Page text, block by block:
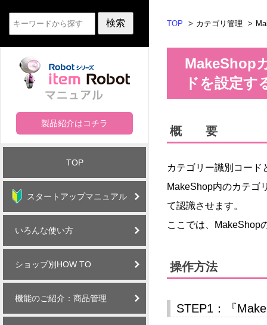
製品紹介はコチラ
TOP
スタートアップマニュアル
いろんな使い方
ショップ別HOW TO
機能のご紹介：商品管理
TOP カテゴリ管理
MakeShop
ドを設定す
概 要
カテゴリー識別コード
MakeShop内のカテゴ
て認識させます。
ここでは、MakeShop
操作方法
STEP1：『